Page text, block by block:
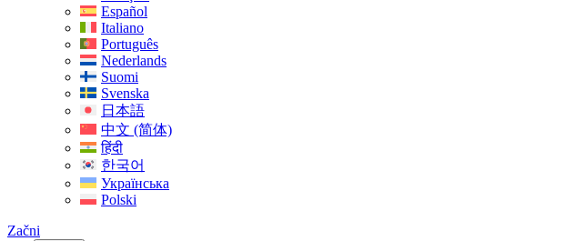
Español
Italiano
Português
Nederlands
Suomi
Svenska
日本語
中文 (简体)
हिंदी
한국어
Українська
Polski
Začni